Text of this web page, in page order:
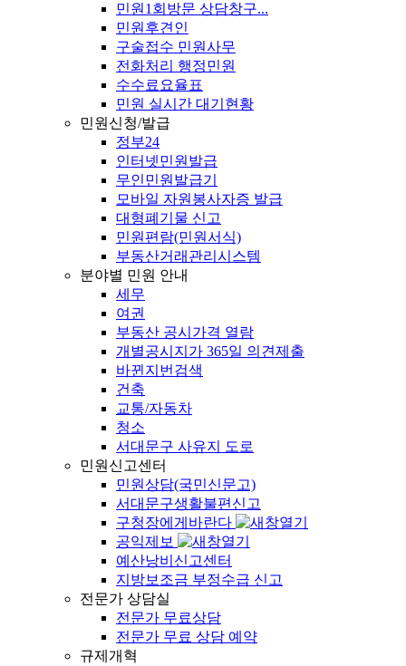
민원1회방문 상담창구...
민원후견인
구술접수 민원사무
전화처리 행정민원
수수료요율표
민원 실시간 대기현황
민원신청/발급
정부24
인터넷민원발급
무인민원발급기
모바일 자원봉사자증 발급
대형폐기물 신고
민원편람(민원서식)
부동산거래관리시스템
분야별 민원 안내
세무
여권
부동산 공시가격 열람
개별공시지가 365일 의견제출
바뀐지번검색
건축
교통/자동차
청소
서대문구 사유지 도로
민원신고센터
민원상담(국민신문고)
서대문구생활불편신고
구청장에게바란다
공익제보
예산낭비신고센터
지방보조금 부정수급 신고
전문가 상담실
전문가 무료상담
전문가 무료 상담 예약
규제개혁